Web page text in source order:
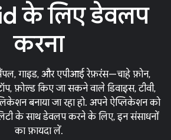
के लिए डेवलप
करना
गाइड, और एपीआई रेफ़रंस—चाहे फ़ोन,
फ़ोल्ड किए जा सकने वाले डिवाइस, टीवी,
बनाया जा रहा हो. अपने ऐप्लिकेशन को
के साथ डेवलप करने के लिए, इन संसाधनों
का फ़ायदा लें.